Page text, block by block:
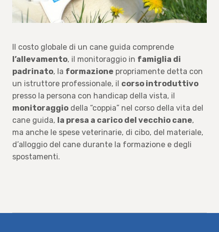
Il costo globale di un cane guida comprende
l’allevamento, il monitoraggio in famiglia di
padrinato, la formazione propriamente detta con
un istruttore professionale, il corso introduttivo
presso la persona con handicap della vista, il
monitoraggio della “coppia” nel corso della vita del
cane guida, la presa a carico del vecchio cane,
ma anche le spese veterinarie, di cibo, del materiale,
d’alloggio del cane durante la formazione e degli
spostamenti.